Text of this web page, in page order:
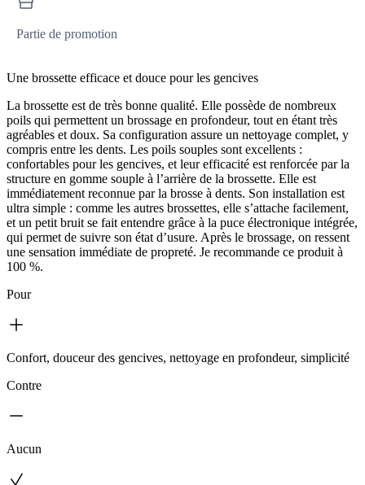
Partie de promotion
Une brossette efficace et douce pour les gencives
La brossette est de très bonne qualité. Elle possède de nombreux
poils qui permettent un brossage en profondeur, tout en étant très
agréables et doux. Sa configuration assure un nettoyage complet, y
compris entre les dents. Les poils souples sont excellents :
confortables pour les gencives, et leur efficacité est renforcée par la
structure en gomme souple à l’arrière de la brossette. Elle est
immédiatement reconnue par la brosse à dents. Son installation est
ultra simple : comme les autres brossettes, elle s’attache facilement,
et un petit bruit se fait entendre grâce à la puce électronique intégrée,
qui permet de suivre son état d’usure. Après le brossage, on ressent
une sensation immédiate de propreté. Je recommande ce produit à
100 %.
Pour
Confort, douceur des gencives, nettoyage en profondeur, simplicité
Contre
Aucun